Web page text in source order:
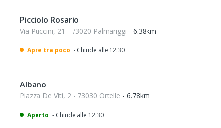
Picciolo Rosario
Via Puccini, 21 - 73020 Palmariggi - 6.38km
Apre tra poco - Chiude alle 12:30
Albano
Piazza De Viti, 2 - 73030 Ortelle - 6.78km
Aperto - Chiude alle 12:30